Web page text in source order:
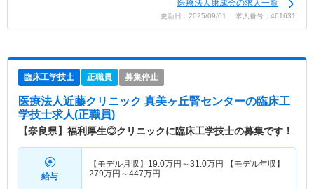
医療法人康成会の求人一覧
更新日：2025/09/01 求人番号：461631
臨床工学技士 正職員 募集停止
医療法人近藤クリニック 真美ヶ丘腎センターの臨床工
学技士求人(正職員)
【奈良県】福利厚生◎クリニックに臨床工学技士の募集です！
給与
【モデル月収】 19.0万円～31.0万円
【モデル年収】
279万円～447万円